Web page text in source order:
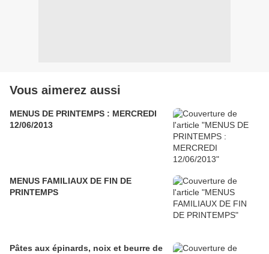
Vous aimerez aussi
MENUS DE PRINTEMPS : MERCREDI
12/06/2013
MENUS FAMILIAUX DE FIN DE
PRINTEMPS
Pâtes aux épinards, noix et beurre de